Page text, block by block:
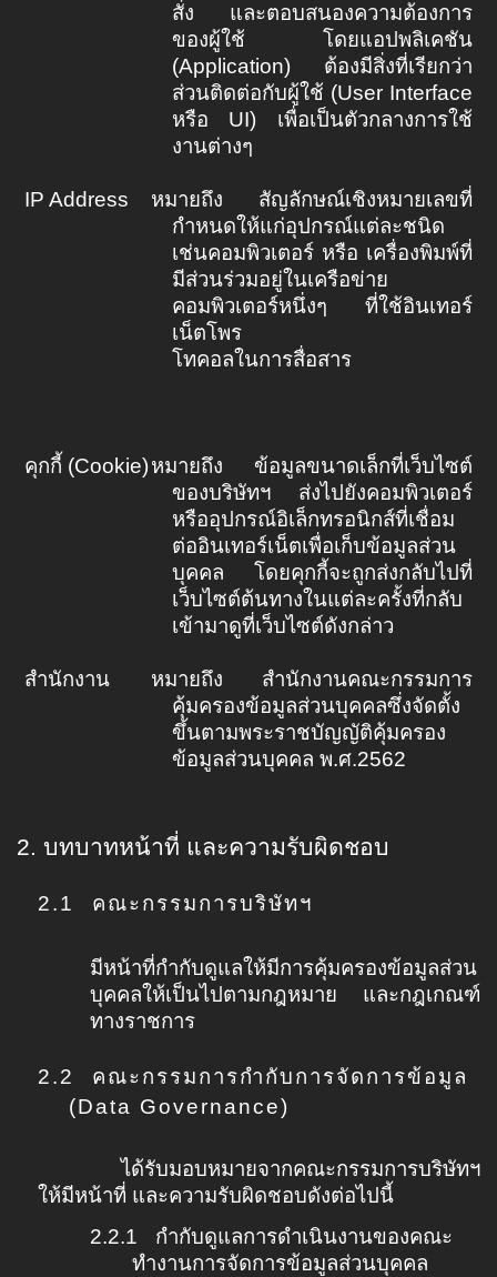
สั่ง และตอบสนองความต้องการ
ของผู้ใช้ โดยแอปพลิเคชัน
(Application) ต้องมีสิ่งที่เรียกว่า
ส่วนติดต่อกับผู้ใช้ (User Interface
หรือ UI) เพื่อเป็นตัวกลางการใช้
งานต่างๆ
IP Address
หมายถึง สัญลักษณ์เชิงหมายเลขที่
กำหนดให้แก่อุปกรณ์แต่ละชนิด
เช่นคอมพิวเตอร์ หรือ เครื่องพิมพ์ที่
มีส่วนร่วมอยู่ในเครือข่าย
คอมพิวเตอร์หนึ่งๆ ที่ใช้อินเทอร์
เน็ตโพร
โทคอลในการสื่อสาร
คุกกี้ (Cookie)หมายถึง ข้อมูลขนาดเล็กที่เว็บไซต์
ของบริษัทฯ ส่งไปยังคอมพิวเตอร์
หรืออุปกรณ์อิเล็กทรอนิกส์ที่เชื่อม
ต่ออินเทอร์เน็ตเพื่อเก็บข้อมูลส่วน
บุคคล โดยคุกกี้จะถูกส่งกลับไปที่
เว็บไซต์ต้นทางในแต่ละครั้งที่กลับ
เข้ามาดูที่เว็บไซต์ดังกล่าว
สำนักงาน
หมายถึง สำนักงานคณะกรรมการ
คุ้มครองข้อมูลส่วนบุคคลซึ่งจัดตั้ง
ขึ้นตามพระราชบัญญัติคุ้มครอง
ข้อมูลส่วนบุคคล พ.ศ.2562
2. บทบาทหน้าที่ และความรับผิดชอบ
2.1 คณะกรรมการบริษัทฯ
มีหน้าที่กำกับดูแลให้มีการคุ้มครองข้อมูลส่วน
บุคคลให้เป็นไปตามกฎหมาย และกฎเกณฑ์
ทางราชการ
2.2
คณะกรรมการกำกับการจัดการข้อมูล
(Data Governance)
ได้รับมอบหมายจากคณะกรรมการบริษัทฯ
ให้มีหน้าที่ และความรับผิดชอบดังต่อไปนี้
2.2.1
กำกับดูแลการดำเนินงานของคณะ
ทำงานการจัดการข้อมูลส่วนบุคคล